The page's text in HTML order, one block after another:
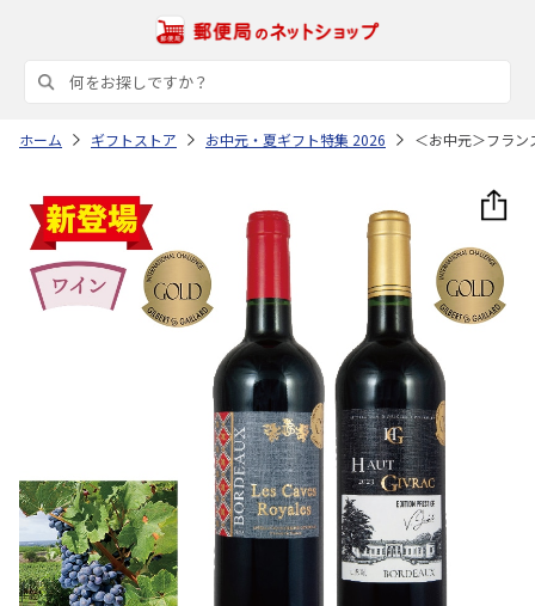
ホーム ギフトストア お中元・夏ギフト特集 2026 ＜お中元＞フラ